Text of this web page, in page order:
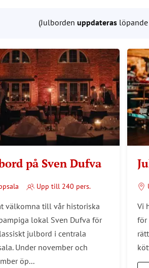
(Julborden uppdateraslöpande
på Sven Dufva
Upp till 240 pers.
välkomna till vår historiska
lokal Sven Dufva för
julbord i centrala
Under november och
öp...
Vi
för